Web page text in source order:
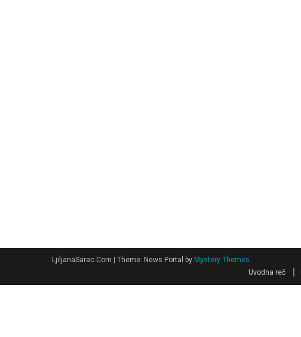
LjiljanaSarac.Com Theme: News Portal by Mystery Themes.
Uvodna reč